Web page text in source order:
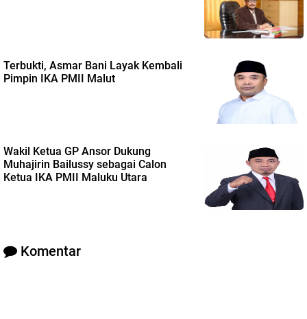
Terbukti, Asmar Bani Layak Kembali
Pimpin IKA PMII Malut
Wakil Ketua GP Ansor Dukung
Muhajirin Bailussy sebagai Calon
Ketua IKA PMII Maluku Utara
Komentar